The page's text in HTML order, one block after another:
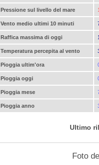
Pressione sul livello del mare
Vento medio ultimi 10 minuti
Raffica massima di oggi
Temperatura percepita al vento
Pioggia ultim'ora
Pioggia oggi
Pioggia mese
Pioggia anno
Ultimo
Foto